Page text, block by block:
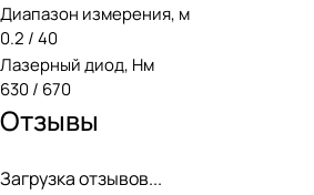
Диапазон измерения, м
0.2 / 40
Лазерный диод, Нм
630 / 670
Отзывы
Загрузка отзывов...